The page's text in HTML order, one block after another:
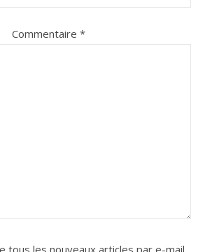
Commentaire *
tous les nouveaux articles par e-mail.